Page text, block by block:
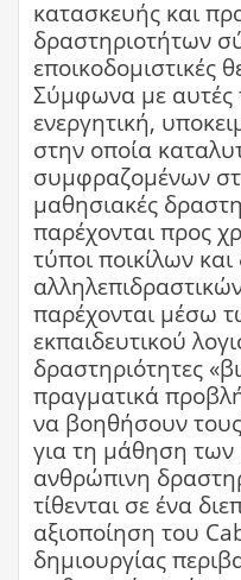
κατασκευής και
δραστηριοτήτων
εποικοδομιστικές
Σύμφωνα με αυτές
ενεργητική,
στην οποία
συμφραζομένων
μαθησιακές
παρέχονται προς
τύποι ποικίλων
παρέχονται μέσω
εκπαιδευτικού
δραστηριότητες
πραγματικά
να βοηθήσουν
για τη μάθηση των
ανθρώπινη
τίθενται σε ένα
αξιοποίηση του
δημιουργίας